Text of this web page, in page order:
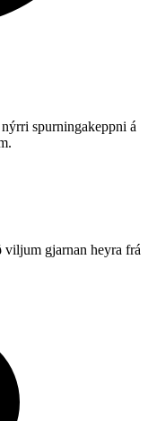
spurningakeppni á
viljum gjarnan heyra frá